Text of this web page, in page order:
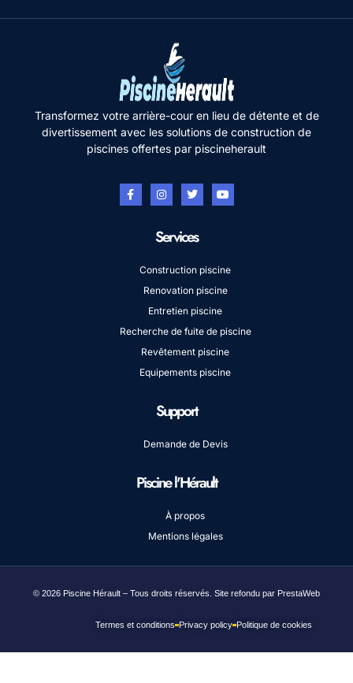
Transformez votre arrière-cour en lieu de détente et de
divertissement avec les solutions de construction de
piscines offertes par piscineherault
Services
Construction piscine
Renovation piscine
Entretien piscine
Recherche de fuite de piscine
Revêtement piscine
Equipements piscine
Support
Demande de Devis
Piscine l'Hérault
À propos
Mentions légales
© 2026 Piscine Hérault – Tous droits réservés. Site refondu par PrestaWeb
Termes et conditions Privacy policy Politique de cookies